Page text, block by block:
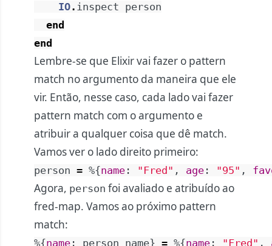
IO. inspect person
end
end
Lembre-se que Elixir vai fazer o pattern
match no argumento da maneira que ele
vir. Então, nesse caso, cada lado vai fazer
pattern match com o argumento e
atribuir a qualquer coisa que dê match.
Vamos ver o lado direito primeiro:
person = %{name : "Fred" , age : "95" ,
Agora, person foi avaliado e atribuído ao
fred-map. Vamos ao próximo pattern
match:
%{name : person_name} = %{name : "Fred" ,